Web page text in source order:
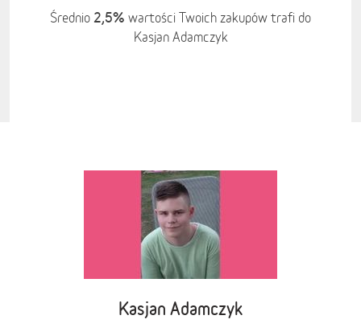
Średnio 2,5% wartości Twoich zakupów trafi do
Kasjan Adamczyk
Kasjan Adamczyk